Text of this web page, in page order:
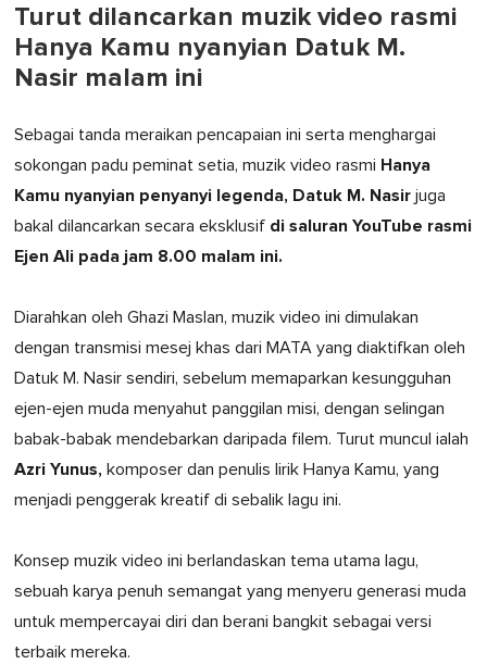
Turut dilancarkan muzik video rasmi
Hanya Kamu nyanyian Datuk M.
Nasir malam ini
Sebagai tanda meraikan pencapaian ini serta menghargai
sokongan padu peminat setia, muzik video rasmi Hanya
Kamu nyanyian penyanyi legenda, Datuk M. Nasir juga
bakal dilancarkan secara eksklusif di saluran YouTube rasmi
Ejen Ali pada jam 8.00 malam ini.
Diarahkan oleh Ghazi Maslan, muzik video ini dimulakan
dengan transmisi mesej khas dari MATA yang diaktifkan oleh
Datuk M. Nasir sendiri, sebelum memaparkan kesungguhan
ejen-ejen muda menyahut panggilan misi, dengan selingan
babak-babak mendebarkan daripada filem. Turut muncul ialah
Azri Yunus, komposer dan penulis lirik Hanya Kamu, yang
menjadi penggerak kreatif di sebalik lagu ini.
Konsep muzik video ini berlandaskan tema utama lagu,
sebuah karya penuh semangat yang menyeru generasi muda
untuk mempercayai diri dan berani bangkit sebagai versi
terbaik mereka.